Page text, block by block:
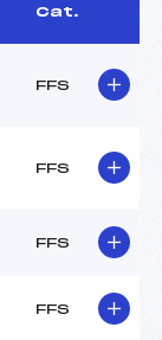
Cat.
FFS
FFS
FFS
FFS